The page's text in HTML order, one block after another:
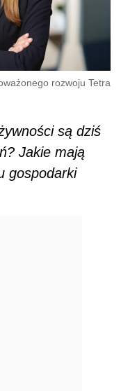
rozwoju Tetra
są dziś
Jakie mają
gospodarki